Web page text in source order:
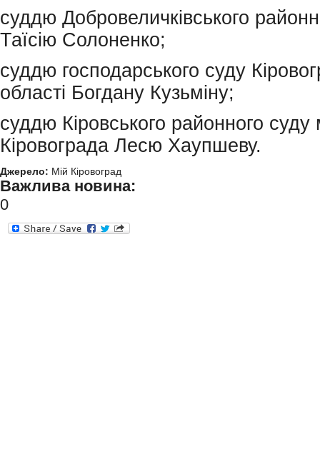
суддю Добровеличківського
Таїсію Солоненко;
суддю господарського суду
області Богдану Кузьміну;
суддю Кіровського районного суду
Кіровограда Лесю Хаупшеву.
Джерело: Мій Кіровоград
Важлива новина:
0